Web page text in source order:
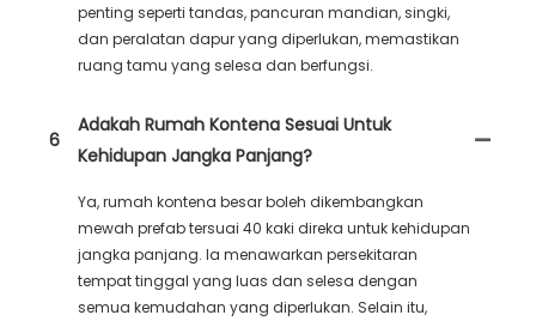
penting seperti tandas, pancuran mandian, singki,
dan peralatan dapur yang diperlukan, memastikan
ruang tamu yang selesa dan berfungsi.
6
Adakah Rumah Kontena Sesuai Untuk
Kehidupan Jangka Panjang?
Ya, rumah kontena besar boleh dikembangkan
mewah prefab tersuai 40 kaki direka untuk kehidupan
jangka panjang. Ia menawarkan persekitaran
tempat tinggal yang luas dan selesa dengan
semua kemudahan yang diperlukan. Selain itu,